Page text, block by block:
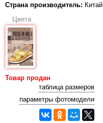
Страна производитель: Китай
Цвета
Товар продан
таблица размеров
параметры фотомодели